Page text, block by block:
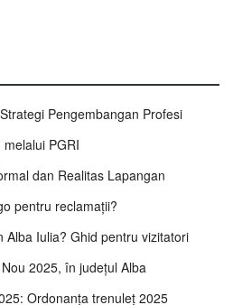
Pengembangan Profesi
PGRI
dan Realitas Lapangan
pentru reclamații?
Iulia? Ghid pentru vizitatori
2025, în județul Alba
Ordonanța trenuleț 2025